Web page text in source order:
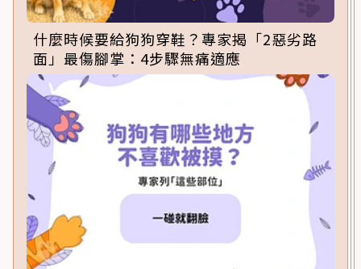
什麼時候要給狗狗穿鞋？專家揭「2惡劣路
面」最傷腳掌：4步驟無痛適應